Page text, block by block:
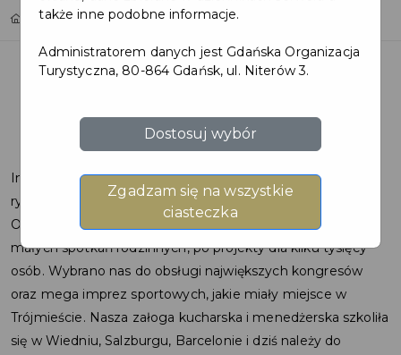
Home Oferty BanGlob
Inspirujemy. Kreujemy. Realizujemy. Jesteśmy liderem na
rynku usług cateringowych w województwie pomorskim.
Od ponad 20 lat obsługujemy wydarzenia eventowe, od
małych spotkań rodzinnych, po projekty dla kilku tysięcy
osób. Wybrano nas do obsługi największych kongresów
oraz mega imprez sportowych, jakie miały miejsce w
Trójmieście. Nasza załoga kucharska i menedżerska szkoliła
się w Wiedniu, Salzburgu, Barcelonie i dziś należy do
także inne podobne informacje.
Administratorem danych jest Gdańska Organizacja
Turystyczna, 80-864 Gdańsk, ul. Niterów 3.
Dostosuj wybór
Zgadzam się na wszystkie
ciasteczka